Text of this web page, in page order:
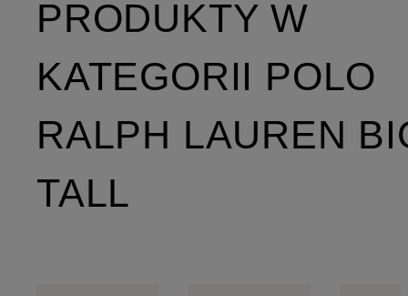
PRODUKTY W
KATEGORII POLO
RALPH LAUREN
TALL